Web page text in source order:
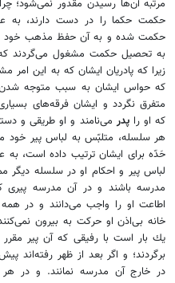
مرتبه آن‌ها رسيدن مقدور نمى‌شود؛
حكمت حكما را در دست دارند،
حكمت شده و به آن حفظ مذهب خود
به تحصيل حكمت مشغول مى‌گردند
زيرا كه پادريان ايشان كه به اين امر
كه حواس ايشان به سبب متوجه
متفرق نگردد و ايشان فرقه‌هاى
كه او راپدر مى‌نامند و او طريقى و
هر سلسله، متلبّس به لباس پير خود
حَدّه براى ايشان ترتيب داده است، به
لباس پير و احكام او در سلسله
مدرسه باشند و در آن مدرسه پيرى
اطاعت او را واجب مى‌دانند و در
خانه بى‌اذن او حركت به بيرون
يك بار است با رفيقى كه آن پير
برگردند؛ و اگر بعد از ظهر رفته‌اند
در خارج آن مدرسه نمانند. و در